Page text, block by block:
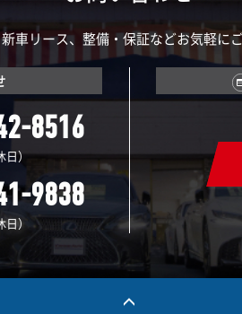
車リース、整備・保証などお気軽に
8516
日）
9838
）